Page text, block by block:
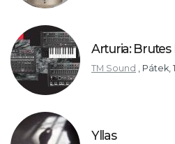
Arturia: Brutes
TM Sound Pátek,
Yllas